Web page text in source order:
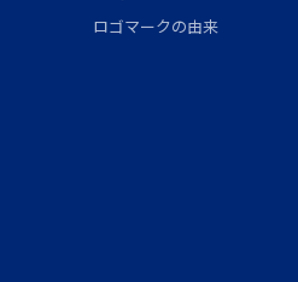
ロゴマークの由来